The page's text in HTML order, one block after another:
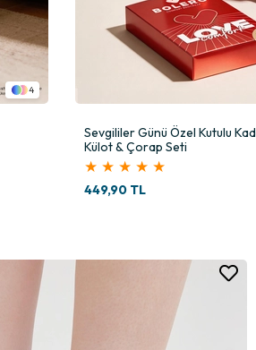
4
Sevgililer Günü Özel Kutulu
Külot & Çorap Seti
★ ★ ★ ★ ★
449,90 TL